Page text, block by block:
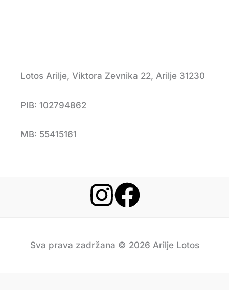
Lotos Arilje, Viktora Zevnika 22, Arilje 31230
PIB: 102794862
MB: 55415161
Sva prava zadržana © 2026 Arilje Lotos